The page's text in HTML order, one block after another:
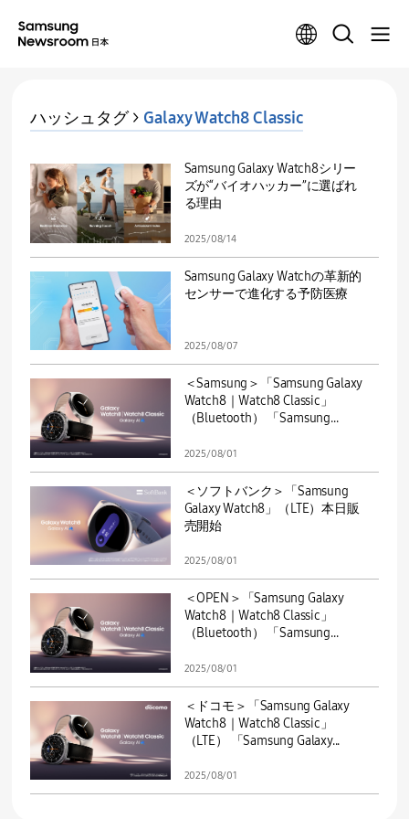
ハッシュタグ > Galaxy Watch8 Classic
Samsung Galaxy Watch8シリー
ズが“バイオハッカー”に選ばれ
る理由
2025/08/14
Samsung Galaxy Watchの革新的
センサーで進化する予防医療
2025/08/07
＜Samsung＞「Samsung Galaxy
Watch8｜Watch8 Classic」
（Bluetooth） 「Samsung...
2025/08/01
＜ソフトバンク＞「Samsung
Galaxy Watch8」（LTE）本日販
売開始
2025/08/01
＜OPEN＞「Samsung Galaxy
Watch8｜Watch8 Classic」
（Bluetooth） 「Samsung...
2025/08/01
＜ドコモ＞「Samsung Galaxy
Watch8｜Watch8 Classic」
（LTE） 「Samsung Galaxy...
2025/08/01